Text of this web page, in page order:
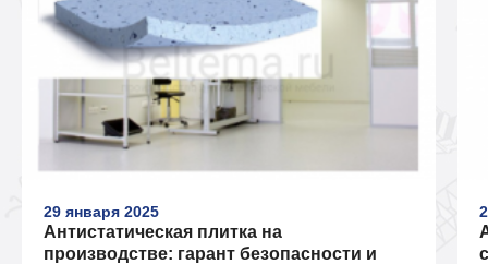
29 января 2025
Антистатическая плитка на
производстве: гарант безопасности и